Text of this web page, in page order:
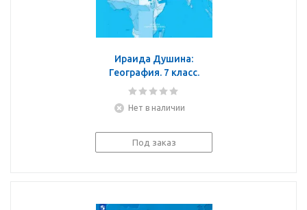
Ираида Душина:
География. 7 класс.
Контурные карты с
Нет в наличии
Под заказ